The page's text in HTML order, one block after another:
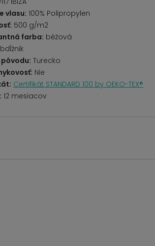
vlasu: 100% Polipropylen
500 g/m2
farba: béžová
Turecko
Nie
Certifikát STANDARD 100 by OEKO-TEX®
12 mesiacov